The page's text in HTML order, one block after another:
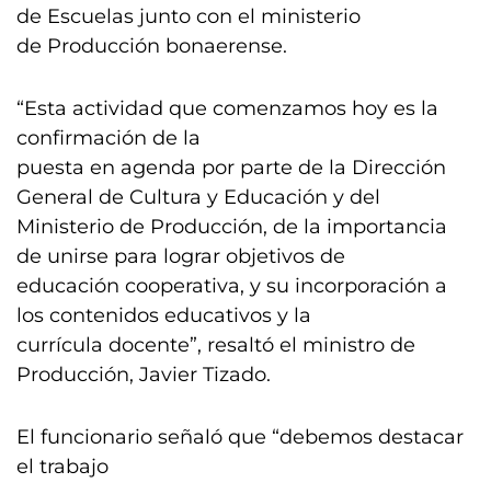
de Escuelas junto con el ministerio
de Producción bonaerense.
“Esta actividad que comenzamos hoy es la
confirmación de la
puesta en agenda por parte de la Dirección
General de Cultura y Educación y del
Ministerio de Producción, de la importancia
de unirse para lograr objetivos de
educación cooperativa, y su incorporación a
los contenidos educativos y la
currícula docente”, resaltó el ministro de
Producción, Javier Tizado.
El funcionario señaló que “debemos destacar
el trabajo